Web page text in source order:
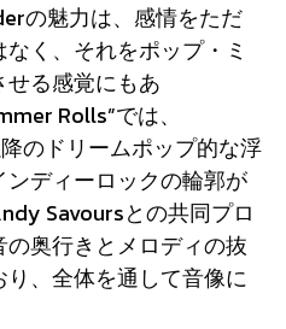
の魅力は、感情をただ
く、それをポップ・ミ
る感覚にもあ
Rolls”では、
のドリームポップ的な浮
ディーロックの輪郭が
Savoursとの共同プロ
奥行きとメロディの抜
、全体を通して音像に